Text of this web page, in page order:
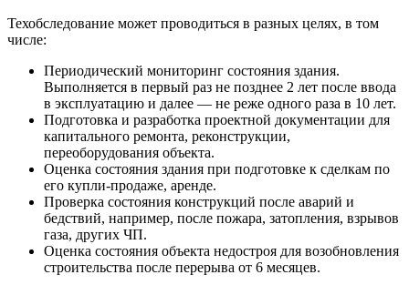
Техобследование может проводиться в разных целях, в том
числе:
Периодический мониторинг состояния здания.
Выполняется в первый раз не позднее 2 лет после ввода
в эксплуатацию и далее — не реже одного раза в 10 лет.
Подготовка и разработка проектной документации для
капитального ремонта, реконструкции,
переоборудования объекта.
Оценка состояния здания при подготовке к сделкам по
его купли-продаже, аренде.
Проверка состояния конструкций после аварий и
бедствий, например, после пожара, затопления, взрывов
газа, других ЧП.
Оценка состояния объекта недостроя для возобновления
строительства после перерыва от 6 месяцев.